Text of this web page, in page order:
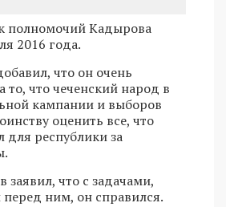
полномочий Кадырова
2016 года.
что он очень
то, что чеченский народ в
кампании и выборов
оценить все, что
для республики за
заявил, что с задачами,
перед ним, он справился.